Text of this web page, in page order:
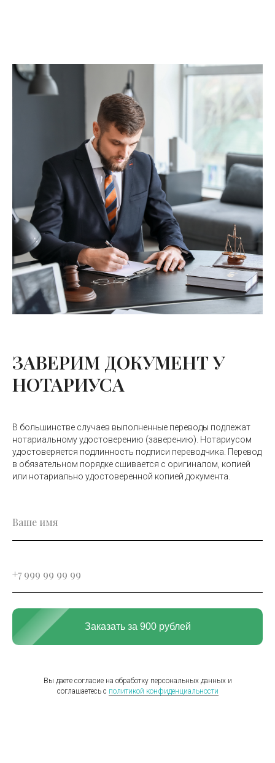
ЗАВЕРИМ ДОКУМЕНТ У
НОТАРИУСА
В большинстве случаев выполненные переводы подлежат
нотариальному удостоверению (заверению). Нотариусом
удостоверяется подлинность подписи переводчика. Перевод
в обязательном порядке сшивается с оригиналом, копией
или нотариально удостоверенной копией документа.
Заказать за 900 рублей
Вы даете согласие на обработку персональных данных и
соглашаетесь c политикой конфиденциальности